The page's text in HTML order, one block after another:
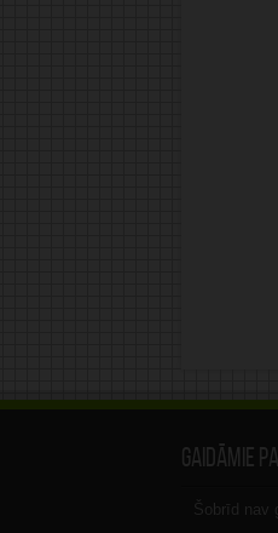
Gaidāmie
Šobrīd nav